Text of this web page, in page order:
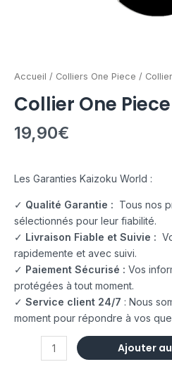
Accueil / Colliers One Piece /
Collier One
19,90€
Les Garanties Kaizoku World :
✓ Qualité Garantie : Tous nos
sélectionnés pour leur fiabilité.
✓ Livraison Fiable et Suivie :
rapidemente et avec suivi.
✓ Paiement Sécurisé : Vos
protégées à tout moment.
✓ Service client 24/7 : Nous
moment pour répondre à vos
Ajouter